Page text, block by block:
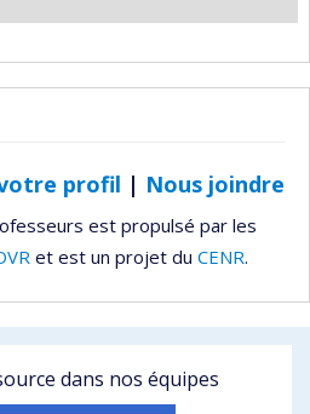
profil | Nous joindre
est propulsé par les
et est un projet du CENR.
dans nos équipes